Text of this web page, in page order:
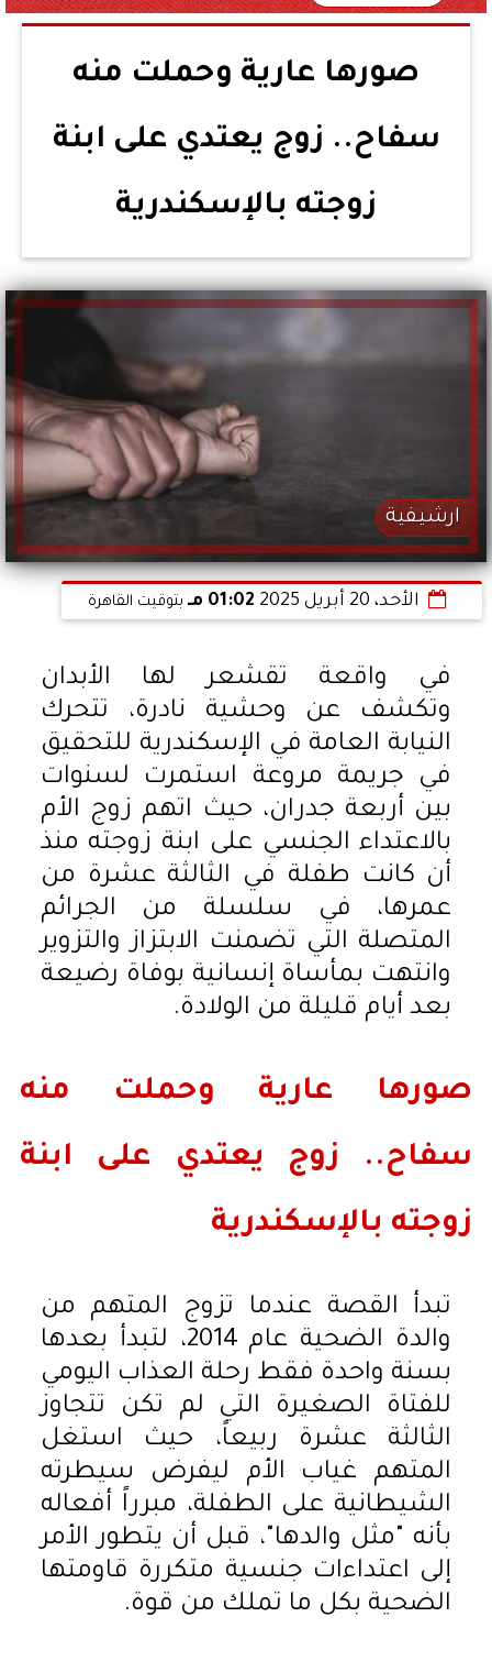
صورها عارية وحملت منه
سفاح.. زوج يعتدي على ابنة
زوجته بالإسكندرية
ارشيفية
الأحد، 20 أبريل 2025 01:02 مـ بتوقيت القاهرة
في واقعة تقشعر لها الأبدان
وتكشف عن وحشية نادرة، تتحرك
النيابة العامة في الإسكندرية للتحقيق
في جريمة مروعة استمرت لسنوات
بين أربعة جدران، حيث اتهم زوج الأم
بالاعتداء الجنسي على ابنة زوجته منذ
أن كانت طفلة في الثالثة عشرة من
عمرها، في سلسلة من الجرائم
المتصلة التي تضمنت الابتزاز والتزوير
وانتهت بمأساة إنسانية بوفاة رضيعة
بعد أيام قليلة من الولادة.
صورها عارية وحملت منه
سفاح.. زوج يعتدي على ابنة
زوجته بالإسكندرية
تبدأ القصة عندما تزوج المتهم من
والدة الضحية عام 2014، لتبدأ بعدها
بسنة واحدة فقط رحلة العذاب اليومي
للفتاة الصغيرة التي لم تكن تتجاوز
الثالثة عشرة ربيعاً، حيث استغل
المتهم غياب الأم ليفرض سيطرته
الشيطانية على الطفلة، مبرراً أفعاله
بأنه "مثل والدها"، قبل أن يتطور الأمر
إلى اعتداءات جنسية متكررة قاومتها
الضحية بكل ما تملك من قوة.